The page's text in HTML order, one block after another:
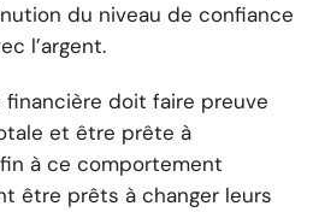
du niveau de confiance
l’argent.
financière doit faire preuve
et être prête à
à ce comportement
être prêts à changer leurs